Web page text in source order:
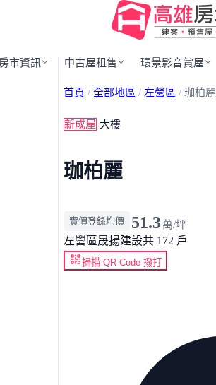
房市資訊 中古屋租售 環景影音賞屋
首頁 / 全部地區 / 左營區 / 珈柏麗
新成屋 大樓
珈柏麗
實價登錄均價 51.3萬/坪
左營區晟揚建設共 172 戶
掃描 QR Code 撥打